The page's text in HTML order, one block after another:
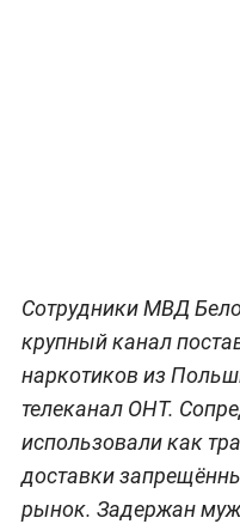
Сотрудники МВД
крупный канал
наркотиков из
телеканал ОНТ.
использовали как
доставки
рынок. Задержан